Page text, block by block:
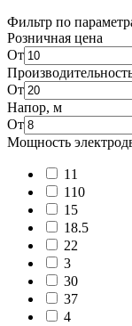
Фильтр по
Розничная цена
От
От
Напор, м
От
Мощность
11
110
15
18.5
22
3
30
37
4